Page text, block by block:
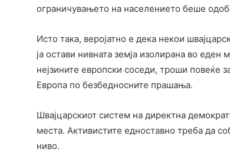
ограничувањето на населението беше
Исто така, веројатно е дека некои
ја остави нивната земја изолирана во
нејзините европски соседи, троши повеќе
Европа по безбедносните прашања.
Швајцарскиот систем на директна
места. Активистите едноставно треба да
ниво.